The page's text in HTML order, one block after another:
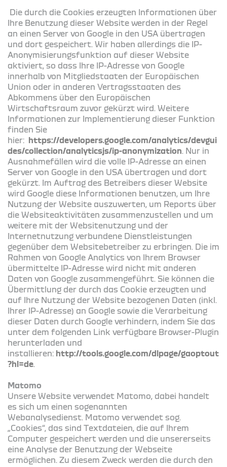
Die durch die Cookies erzeugten Informationen über
Ihre Benutzung dieser Website werden in der Regel
an einen Server von Google in den USA übertragen
und dort gespeichert. Wir haben allerdings die IP-
Anonymisierungsfunktion auf dieser Website
aktiviert, so dass Ihre IP-Adresse von Google
innerhalb von Mitgliedstaaten der Europäischen
Union oder in anderen Vertragsstaaten des
Abkommens über den Europäischen
Wirtschaftsraum zuvor gekürzt wird. Weitere
Informationen zur Implementierung dieser Funktion
finden Sie
hier: https://developers.google.com/analytics/devgui
des/collection/analyticsjs/ip-anonymization. Nur in
Ausnahmefällen wird die volle IP-Adresse an einen
Server von Google in den USA übertragen und dort
gekürzt. Im Auftrag des Betreibers dieser Website
wird Google diese Informationen benutzen, um Ihre
Nutzung der Website auszuwerten, um Reports über
die Websiteaktivitäten zusammenzustellen und um
weitere mit der Websitenutzung und der
Internetnutzung verbundene Dienstleistungen
gegenüber dem Websitebetreiber zu erbringen. Die im
Rahmen von Google Analytics von Ihrem Browser
übermittelte IP-Adresse wird nicht mit anderen
Daten von Google zusammengeführt. Sie können die
Übermittlung der durch das Cookie erzeugten und
auf Ihre Nutzung der Website bezogenen Daten (inkl.
Ihrer IP-Adresse) an Google sowie die Verarbeitung
dieser Daten durch Google verhindern, indem Sie das
unter dem folgenden Link verfügbare Browser-Plugin
herunterladen und
installieren: http://tools.google.com/dlpage/gaoptout
?hl=de.
Matomo
Unsere Website verwendet Matomo, dabei handelt
es sich um einen sogenannten
Webanalysedienst. Matomo verwendet sog.
„Cookies“, das sind Textdateien, die auf Ihrem
Computer gespeichert werden und die unsererseits
eine Analyse der Benutzung der Webseite
ermöglichen. Zu diesem Zweck werden die durch den